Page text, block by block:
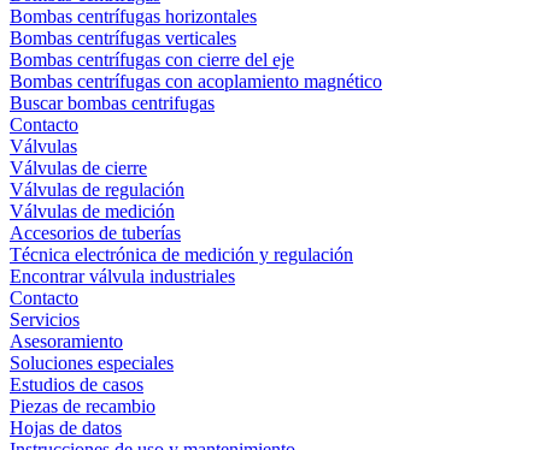
Bombas centrífugas horizontales
Bombas centrífugas verticales
Bombas centrífugas con cierre del eje
Bombas centrífugas con acoplamiento magnético
Buscar bombas centrifugas
Contacto
Válvulas
Válvulas de cierre
Válvulas de regulación
Válvulas de medición
Accesorios de tuberías
Técnica electrónica de medición y regulación
Encontrar válvula industriales
Contacto
Servicios
Asesoramiento
Soluciones especiales
Estudios de casos
Piezas de recambio
Hojas de datos